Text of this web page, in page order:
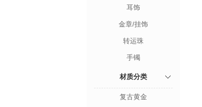
耳饰
金章/挂饰
转运珠
手镯
材质分类
复古黄金